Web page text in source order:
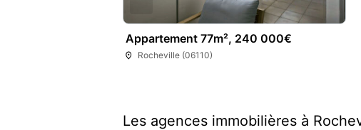
Appartement 77m², 240 000€
Rocheville (06110)
Les agences immobilières à